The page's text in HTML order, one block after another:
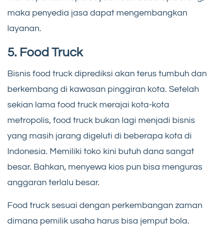
maka penyedia jasa dapat mengembangkan
layanan.
5. Food Truck
Bisnis food truck diprediksi akan terus tumbuh dan
berkembang di kawasan pinggiran kota. Setelah
sekian lama food truck merajai kota-kota
metropolis, food truck bukan lagi menjadi bisnis
yang masih jarang digeluti di beberapa kota di
Indonesia. Memiliki toko kini butuh dana sangat
besar. Bahkan, menyewa kios pun bisa menguras
anggaran terlalu besar.
Food truck sesuai dengan perkembangan zaman
dimana pemilik usaha harus bisa jemput bola.